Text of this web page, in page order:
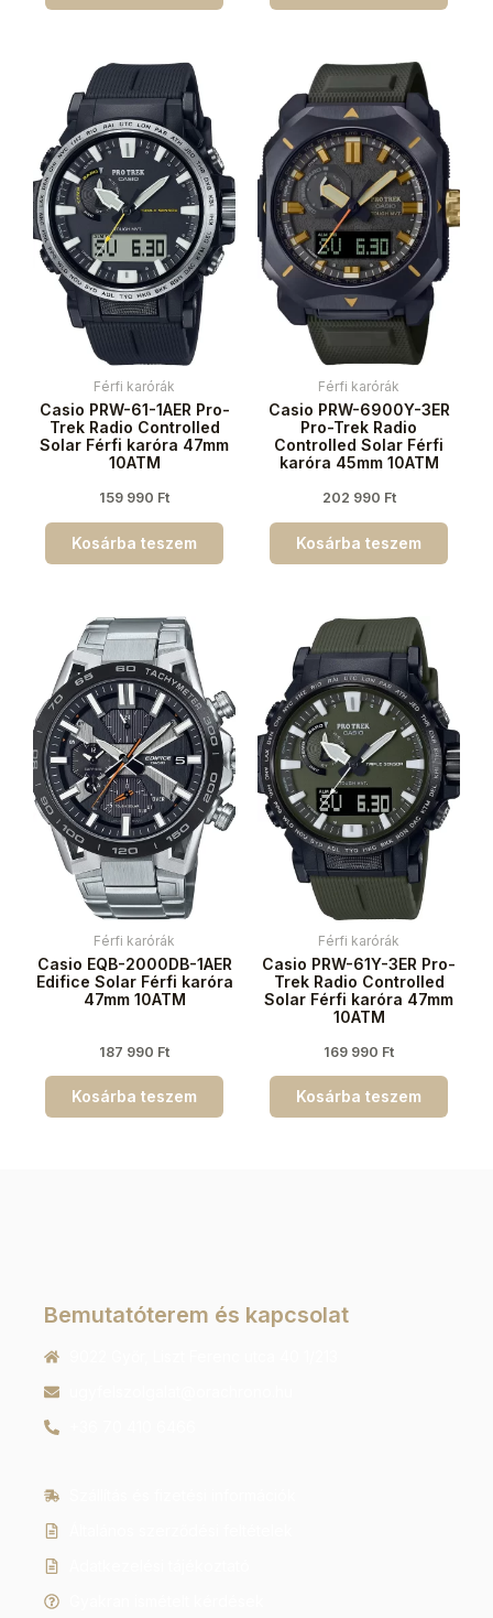
Férfi karórák
Casio PRW-61-1AER Pro-
Trek Radio Controlled
Solar Férfi karóra 47mm
10ATM
159 990 Ft
Kosárba teszem
Férfi karórák
Casio PRW-6900Y-3ER
Pro-Trek Radio
Controlled Solar Férfi
karóra 45mm 10ATM
202 990 Ft
Kosárba teszem
Férfi karórák
Casio EQB-2000DB-1AER
Edifice Solar Férfi karóra
47mm 10ATM
187 990 Ft
Kosárba teszem
Férfi karórák
Casio PRW-61Y-3ER Pro-
Trek Radio Controlled
Solar Férfi karóra 47mm
10ATM
169 990 Ft
Kosárba teszem
Bemutatóterem és kapcsolat